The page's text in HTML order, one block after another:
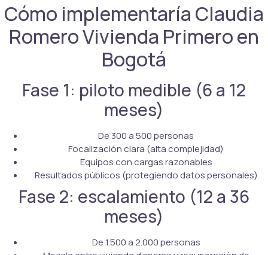
Cómo implementaría Claudia
Romero Vivienda Primero en
Bogotá
Fase 1: piloto medible (6 a 12
meses)
De 300 a 500 personas
Focalización clara (alta complejidad)
Equipos con cargas razonables
Resultados públicos (protegiendo datos personales)
Fase 2: escalamiento (12 a 36
meses)
De 1.500 a 2.000 personas